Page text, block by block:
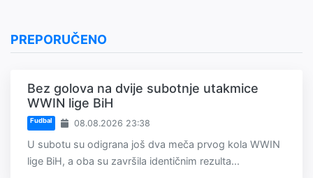
PREPORUČENO
Bez golova na dvije subotnje utakmice
WWIN lige BiH
Fudbal 08.08.2026 23:38
U subotu su odigrana još dva meča prvog kola WWIN
lige BiH, a oba su završila identičnim rezulta...